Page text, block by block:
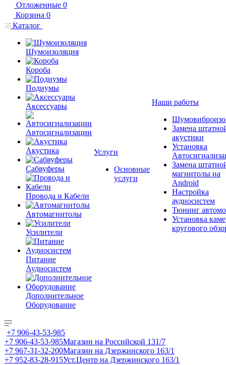
Отложенные 0
Корзина 0
Каталог
Шумоизоляция
Короба
Подиумы
Аксессуары
Автосигнализации
Акустика
Сабвуферы
Провода и Кабели
Автомагнитолы
Усилители
Питание
Аудиосистем
Дополнительное
Оборудование
Услуги
Основные
услуги
Наши работы
Замена
акустики
Установка
Замена
магнитолы на
Android
Настройка
аудиосистем
Тюнинг
Установка
кругового
+7 906-43-53-985
+7 906-43-53-985Магазин на Российской 131/7
+7 967-31-32-200Магазин на Дзержинского 163/1
+7 952-83-28-915Уст.Центр на Дзержинского 163/1